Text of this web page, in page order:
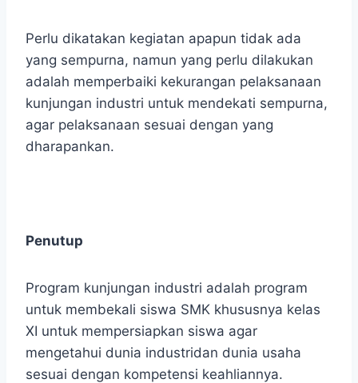
Perlu dikatakan kegiatan apapun tidak ada
yang sempurna, namun yang perlu dilakukan
adalah memperbaiki kekurangan pelaksanaan
kunjungan industri untuk mendekati sempurna,
agar pelaksanaan sesuai dengan yang
dharapankan.
Penutup
Program kunjungan industri adalah program
untuk membekali siswa SMK khususnya kelas
XI untuk mempersiapkan siswa agar
mengetahui dunia industridan dunia usaha
sesuai dengan kompetensi keahliannya.